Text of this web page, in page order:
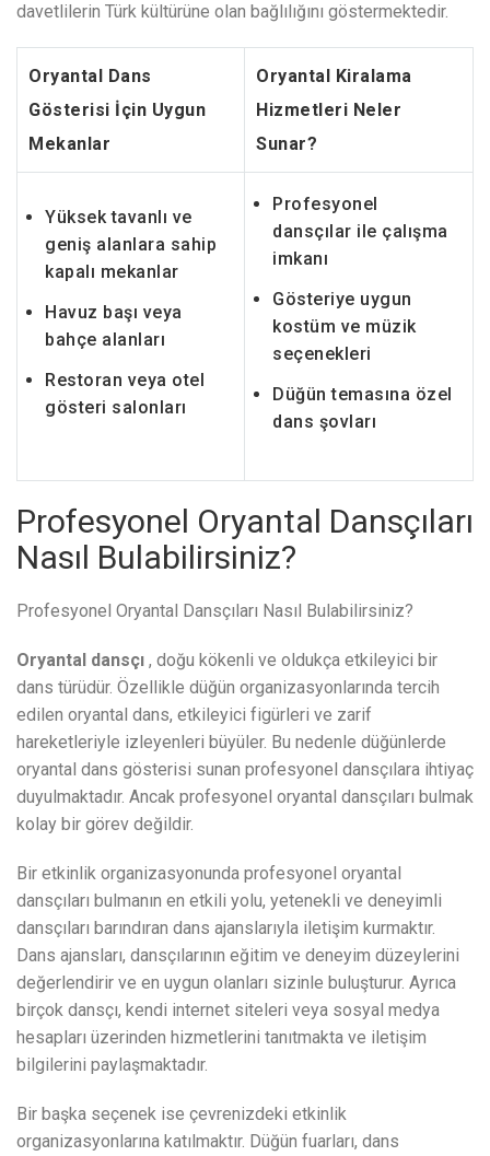
davetlilerin Türk kültürüne olan bağlılığını göstermektedir.
Oryantal Dans
Gösterisi İçin Uygun
Mekanlar
Oryantal Kiralama
Hizmetleri Neler
Sunar?
Yüksek tavanlı ve
geniş alanlara sahip
kapalı mekanlar
Havuz başı veya
bahçe alanları
Restoran veya otel
gösteri salonları
Profesyonel
dansçılar ile çalışma
imkanı
Gösteriye uygun
kostüm ve müzik
seçenekleri
Düğün temasına özel
dans şovları
Profesyonel Oryantal Dansçıları
Nasıl Bulabilirsiniz?
Profesyonel Oryantal Dansçıları Nasıl Bulabilirsiniz?
Oryantal dansçı , doğu kökenli ve oldukça etkileyici bir
dans türüdür. Özellikle düğün organizasyonlarında tercih
edilen oryantal dans, etkileyici figürleri ve zarif
hareketleriyle izleyenleri büyüler. Bu nedenle düğünlerde
oryantal dans gösterisi sunan profesyonel dansçılara ihtiyaç
duyulmaktadır. Ancak profesyonel oryantal dansçıları bulmak
kolay bir görev değildir.
Bir etkinlik organizasyonunda profesyonel oryantal
dansçıları bulmanın en etkili yolu, yetenekli ve deneyimli
dansçıları barındıran dans ajanslarıyla iletişim kurmaktır.
Dans ajansları, dansçılarının eğitim ve deneyim düzeylerini
değerlendirir ve en uygun olanları sizinle buluşturur. Ayrıca
birçok dansçı, kendi internet siteleri veya sosyal medya
hesapları üzerinden hizmetlerini tanıtmakta ve iletişim
bilgilerini paylaşmaktadır.
Bir başka seçenek ise çevrenizdeki etkinlik
organizasyonlarına katılmaktır. Düğün fuarları, dans